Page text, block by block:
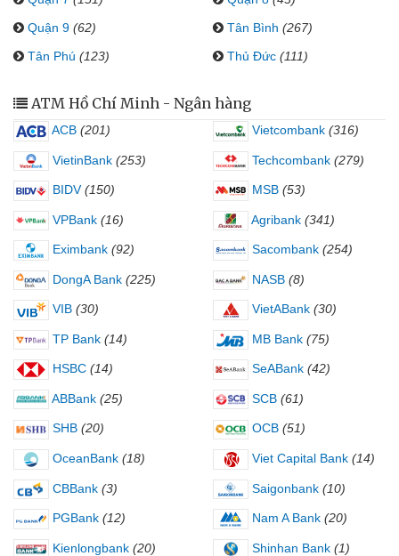
Quận 9 (62) Tân Bình (267)
Tân Phú (123) Thủ Đức (111)
ATM Hồ Chí Minh - Ngân hàng
ACB (201) Vietcombank (316)
VietinBank (253) Techcombank (279)
BIDV (150) MSB (53)
VPBank (16) Agribank (341)
Eximbank (92) Sacombank (254)
DongA Bank (225) NASB (8)
VIB (30) VietABank (30)
TP Bank (14) MB Bank (75)
HSBC (14) SeABank (42)
ABBank (25) SCB (61)
SHB (20) OCB (51)
OceanBank (18) Viet Capital Bank (14)
CBBank (3) Saigonbank (10)
PGBank (12) Nam A Bank (20)
Kienlongbank (20) Shinhan Bank (1)